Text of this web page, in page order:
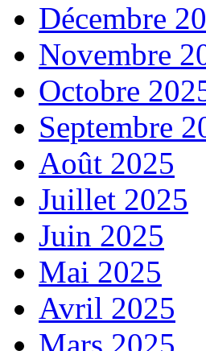
Décembre
Novembre
Octobre
Septembre
Août 2025
Juillet 2025
Juin 2025
Mai 2025
Avril 2025